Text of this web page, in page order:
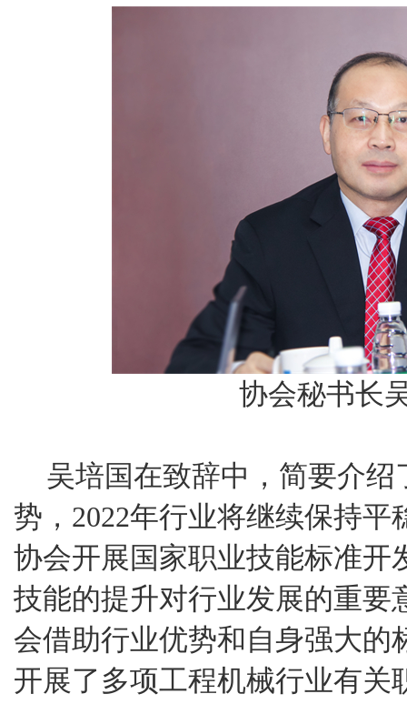
协会秘书长
吴培国在致辞中，简要介绍
势，2022年行业将继续保持
协会开展国家职业技能标准开
技能的提升对行业发展的重要
会借助行业优势和自身强大的
开展了多项工程机械行业有关